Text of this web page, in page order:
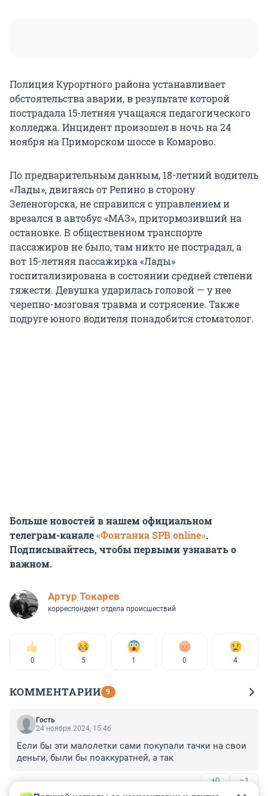
Полиция Курортного района устанавливает
обстоятельства аварии, в результате которой
пострадала 15-летняя учащаяся педагогического
колледжа. Инцидент произошел в ночь на 24
ноября на Приморском шоссе в Комарово.
По предварительным данным, 18-летний водитель
«Лады», двигаясь от Репино в сторону
Зеленогорска, не справился с управлением и
врезался в автобус «МАЗ», притормозивший на
остановке. В общественном транспорте
пассажиров не было, там никто не пострадал, а
вот 15-летняя пассажирка «Лады»
госпитализирована в состоянии средней степени
тяжести. Девушка ударилась головой — у нее
черепно-мозговая травма и сотрясение. Также
подруге юного водителя понадобится стоматолог.
Больше новостей в нашем официальном
телеграм-канале«Фонтанка SPB online».
Подписывайтесь, чтобы первыми узнавать о
важном.
Артур Токарев
корреспондент отдела происшествий
0 5 1 0 4
КОММЕНТАРИИ 9
Гость
24 ноября 2024, 15:46
Если бы эти малолетки сами покупали тачки на свои
деньги, были бы поаккуратней, а так
+0 –1